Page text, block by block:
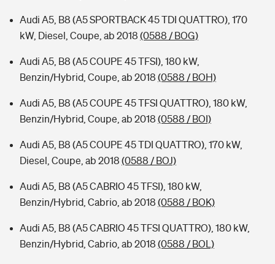
Audi A5, B8 (A5 SPORTBACK 45 TDI QUATTRO), 170
kW, Diesel, Coupe, ab 2018 (0588 / BOG)
Audi A5, B8 (A5 COUPE 45 TFSI), 180 kW,
Benzin/Hybrid, Coupe, ab 2018 (0588 / BOH)
Audi A5, B8 (A5 COUPE 45 TFSI QUATTRO), 180 kW,
Benzin/Hybrid, Coupe, ab 2018 (0588 / BOI)
Audi A5, B8 (A5 COUPE 45 TDI QUATTRO), 170 kW,
Diesel, Coupe, ab 2018 (0588 / BOJ)
Audi A5, B8 (A5 CABRIO 45 TFSI), 180 kW,
Benzin/Hybrid, Cabrio, ab 2018 (0588 / BOK)
Audi A5, B8 (A5 CABRIO 45 TFSI QUATTRO), 180 kW,
Benzin/Hybrid, Cabrio, ab 2018 (0588 / BOL)